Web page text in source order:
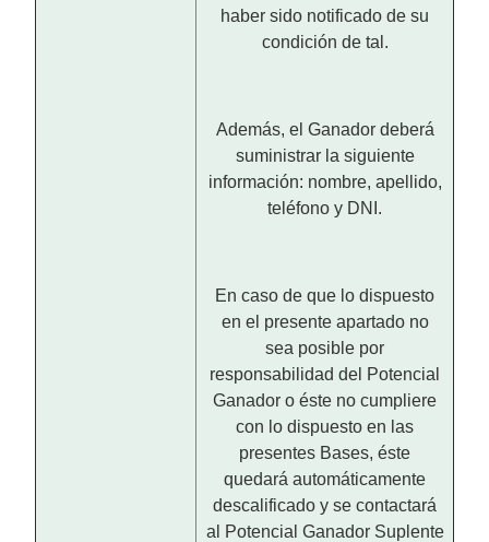
haber sido notificado de su
condición de tal.
Además, el Ganador deberá
suministrar la siguiente
información: nombre, apellido,
teléfono y DNI.
En caso de que lo dispuesto
en el presente apartado no
sea posible por
responsabilidad del Potencial
Ganador o éste no cumpliere
con lo dispuesto en las
presentes Bases, éste
quedará automáticamente
descalificado y se contactará
al Potencial Ganador Suplente